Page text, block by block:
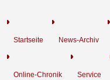
Startseite News-Archiv
Online-Chronik Service